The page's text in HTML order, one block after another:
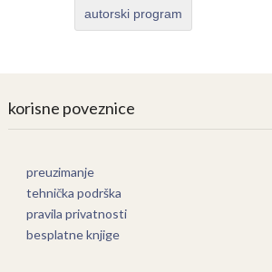
autorski program
korisne poveznice
preuzimanje
tehnička podrška
pravila privatnosti
besplatne knjige